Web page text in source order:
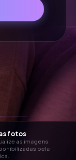
fotos
as imagens
pela